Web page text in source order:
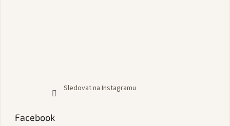
Sledovat na Instagramu
Facebook